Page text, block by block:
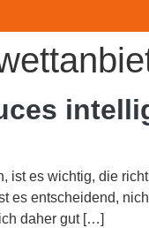
ist es wichtig, die
es entscheidend,
daher gut […]